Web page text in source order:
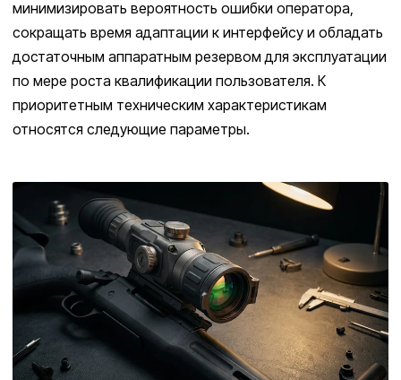
минимизировать вероятность ошибки оператора,
сокращать время адаптации к интерфейсу и обладать
достаточным аппаратным резервом для эксплуатации
по мере роста квалификации пользователя. К
приоритетным техническим характеристикам
относятся следующие параметры.